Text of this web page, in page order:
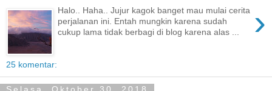
›
Halo.. Haha.. Jujur kagok banget mau mulai cerita
perjalanan ini. Entah mungkin karena sudah
cukup lama tidak berbagi di blog karena alas ...
25 komentar: